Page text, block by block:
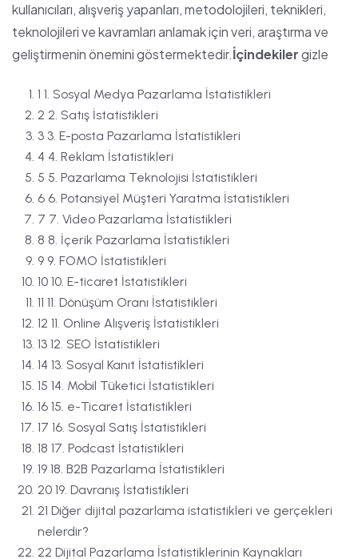
kullanıcıları, alışveriş yapanları, metodolojileri, teknikleri,
teknolojileri ve kavramları anlamak için veri, araştırma ve
geliştirmenin önemini göstermektedir.İçindekilergizle
1 1. Sosyal Medya Pazarlama İstatistikleri
2 2. Satış İstatistikleri
3 3. E-posta Pazarlama İstatistikleri
4 4. Reklam İstatistikleri
5 5. Pazarlama Teknolojisi İstatistikleri
6 6. Potansiyel Müşteri Yaratma İstatistikleri
7 7. Video Pazarlama İstatistikleri
8 8. İçerik Pazarlama İstatistikleri
9 9. FOMO İstatistikleri
10 10. E-ticaret İstatistikleri
11 11. Dönüşüm Oranı İstatistikleri
12 11. Online Alışveriş İstatistikleri
13 12. SEO İstatistikleri
14 13. Sosyal Kanıt İstatistikleri
15 14. Mobil Tüketici İstatistikleri
16 15. e-Ticaret İstatistikleri
17 16. Sosyal Satış İstatistikleri
18 17. Podcast İstatistikleri
19 18. B2B Pazarlama İstatistikleri
20 19. Davranış İstatistikleri
21 Diğer dijital pazarlama istatistikleri ve gerçekleri
nelerdir?
22 Dijital Pazarlama İstatistiklerinin Kaynakları